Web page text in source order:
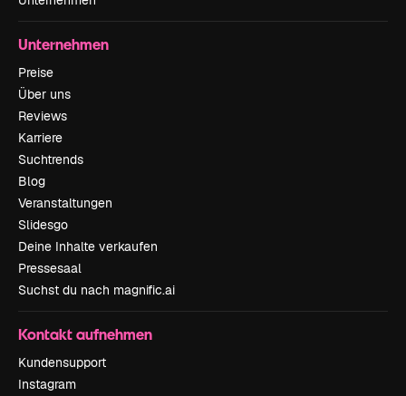
Unternehmen
Preise
Über uns
Reviews
Karriere
Suchtrends
Blog
Veranstaltungen
Slidesgo
Deine Inhalte verkaufen
Pressesaal
Suchst du nach magnific.ai
Kontakt aufnehmen
Kundensupport
Instagram